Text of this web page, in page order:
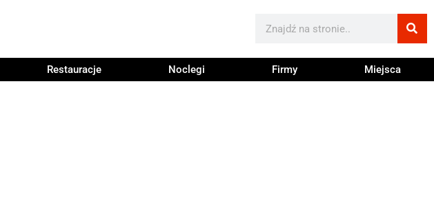
Restauracje Noclegi Firmy Miejsca